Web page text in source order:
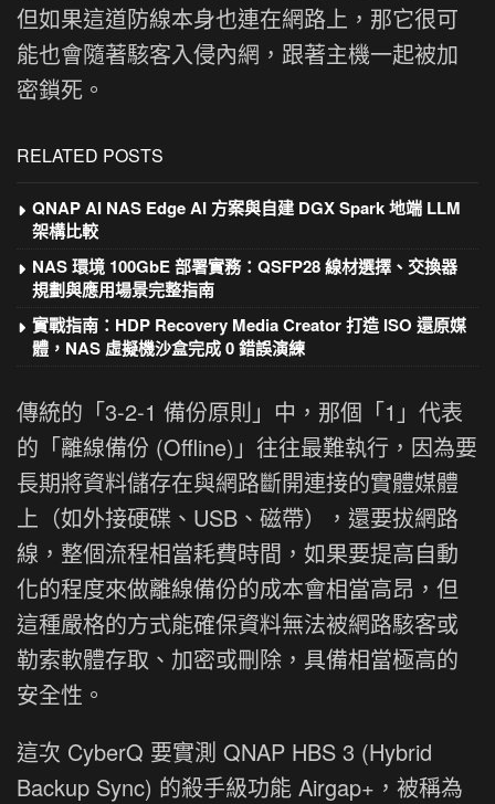
但如果這道防線本身也連在網路上，那它很可
能也會隨著駭客入侵內網，跟著主機一起被加
密鎖死。
RELATED POSTS
QNAP AI NAS Edge AI 方案與自建 DGX Spark 地端 LLM
架構比較
NAS 環境 100GbE 部署實務：QSFP28 線材選擇、交換器
規劃與應用場景完整指南
實戰指南：HDP Recovery Media Creator 打造 ISO 還原媒
體，NAS 虛擬機沙盒完成 0 錯誤演練
傳統的「3-2-1 備份原則」中，那個「1」代表
的「離線備份 (Offline)」往往最難執行，因為要
長期將資料儲存在與網路斷開連接的實體媒體
上（如外接硬碟、USB、磁帶），還要拔網路
線，整個流程相當耗費時間，如果要提高自動
化的程度來做離線備份的成本會相當高昂，但
這種嚴格的方式能確保資料無法被網路駭客或
勒索軟體存取、加密或刪除，具備相當極高的
安全性。
這次 CyberQ 要實測 QNAP HBS 3 (Hybrid
Backup Sync) 的殺手級功能 Airgap+，被稱為